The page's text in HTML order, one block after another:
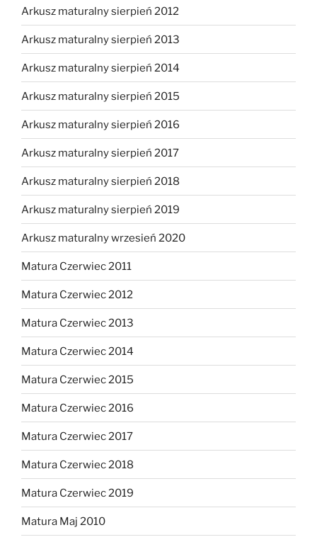
Arkusz maturalny sierpień 2012
Arkusz maturalny sierpień 2013
Arkusz maturalny sierpień 2014
Arkusz maturalny sierpień 2015
Arkusz maturalny sierpień 2016
Arkusz maturalny sierpień 2017
Arkusz maturalny sierpień 2018
Arkusz maturalny sierpień 2019
Arkusz maturalny wrzesień 2020
Matura Czerwiec 2011
Matura Czerwiec 2012
Matura Czerwiec 2013
Matura Czerwiec 2014
Matura Czerwiec 2015
Matura Czerwiec 2016
Matura Czerwiec 2017
Matura Czerwiec 2018
Matura Czerwiec 2019
Matura Maj 2010